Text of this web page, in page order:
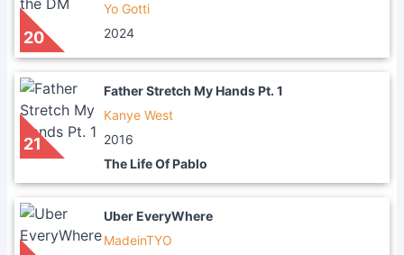
20
Yo Gotti
2024
21
Father Stretch My Hands Pt. 1
Kanye West
2016
The Life Of Pablo
Uber EveryWhere
MadeinTYO